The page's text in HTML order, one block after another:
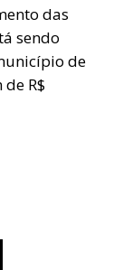
das
sendo
de
R$